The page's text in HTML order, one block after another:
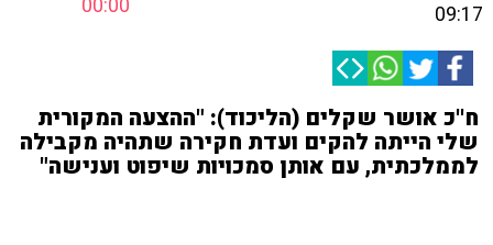
00:00 09:17
ח''כ אושר שקלים (הליכוד): "ההצעה המקורית
שלי הייתה להקים ועדת חקירה שתהיה מקבילה
לממלכתית, עם אותן סמכויות שיפוט וענישה"